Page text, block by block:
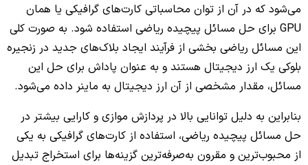
می‌شود که در آن از توان محاسباتی کارت‌های گرافیکی یا همان
GPU برای حل مسائل پیچیده ریاضی استفاده شود. به صورت کلی
این مسائل ریاضی بخشی از فرآیند ایجاد بلاک‌های جدید در زنجیره
بلوکی یک ارز دیجیتال هستند و به عنوان پاداش برای حل این
مسائل، مقدار مشخصی از آن ارز دیجیتال به ماینر داده می‌شود.
بنابراین به دلیل توانایی بالا در پردازش موازی و کارایی بیشتر در
حل مسائل پیچیده ریاضی، استفاده از کارت‌های گرافیکی به یکی
از محبوب‌ترین و مقرون‌ به‌صرفه‌ترین گزینه‌ها برای استخراج تبدیل